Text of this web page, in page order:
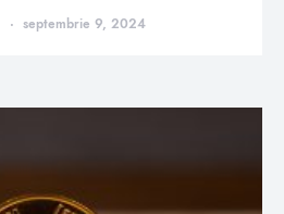
septembrie 9, 2024